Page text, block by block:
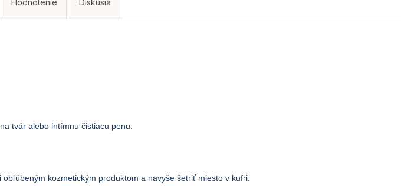
Hodnotenie Diskusia
tvár alebo intímnu čistiacu penu.
kozmetickým produktom a navyše šetriť miesto v kufri.